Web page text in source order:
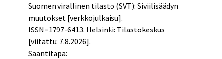
Suomen virallinen tilasto (SVT): Siviilisäädyn
muutokset [verkkojulkaisu].
ISSN=1797-6413. Helsinki: Tilastokeskus
[viitattu: 7.8.2026].
Saantitapa: